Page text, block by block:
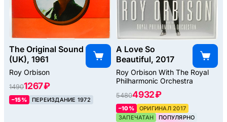
The Original Sound
(UK), 1961
Roy Orbison
14901267 ₽
–15% ПЕРЕИЗДАНИЕ 1972
A Love So
Beautiful, 2017
Roy Orbison With The Royal
Philharmonic Orchestra
54804932 ₽
–10%
ОРИГИНАЛ 2017
ЗАПЕЧАТАН
ПОПУЛЯРНО